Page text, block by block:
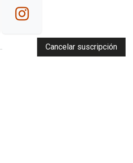
Cancelar suscripción